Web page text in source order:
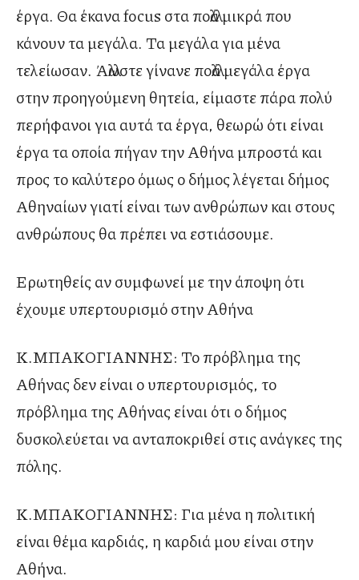
έργα. Θα έκανα focus στα πολλά μικρά που
κάνουν τα μεγάλα. Τα μεγάλα για μένα
τελείωσαν. Άλλωστε γίνανε πολλά μεγάλα έργα
στην προηγούμενη θητεία, είμαστε πάρα πολύ
περήφανοι για αυτά τα έργα, θεωρώ ότι είναι
έργα τα οποία πήγαν την Αθήνα μπροστά και
προς το καλύτερο όμως ο δήμος λέγεται δήμος
Αθηναίων γιατί είναι των ανθρώπων και στους
ανθρώπους θα πρέπει να εστιάσουμε.
Ερωτηθείς αν συμφωνεί με την άποψη ότι
έχουμε υπερτουρισμό στην Αθήνα
Κ.ΜΠΑΚΟΓΙΑΝΝΗΣ: Το πρόβλημα της
Αθήνας δεν είναι ο υπερτουρισμός, το
πρόβλημα της Αθήνας είναι ότι ο δήμος
δυσκολεύεται να ανταποκριθεί στις ανάγκες της
πόλης.
Κ.ΜΠΑΚΟΓΙΑΝΝΗΣ: Για μένα η πολιτική
είναι θέμα καρδιάς, η καρδιά μου είναι στην
Αθήνα.